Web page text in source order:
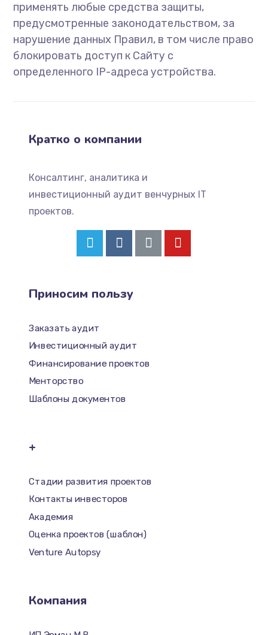
применять любые средства защиты,
предусмотренные законодательством, за
нарушение данных Правил, в том числе право
блокировать доступ к Сайту с
определенного IP-адреса устройства.
Кратко о компании
Консалтинг, аналитика и
инвестиционный аудит венчурных IT
проектов.
Приносим пользу
Заказать аудит
Инвестиционный аудит
Финансирование проектов
Менторство
Шаблоны документов
+
Стадии развития проектов
Контакты инвесторов
Академия
Оценка проектов (шаблон)
Venture Autopsy
Компания